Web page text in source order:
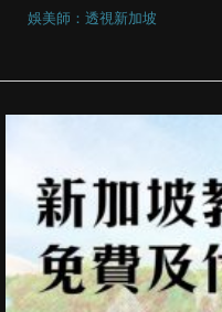
娛美師：透視新加坡